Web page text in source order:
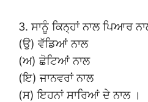
3. ਸਾਨੂੰ ਕਿਨ੍ਹਾਂ ਨਾਲ ਪਿਆਰ
(ਉ) ਵੱਡਿਆਂ ਨਾਲ
(ਅ) ਛੋਟਿਆਂ ਨਾਲ
(ਇ) ਜਾਨਵਰਾਂ ਨਾਲ
(ਸ) ਇਹਨਾਂ ਸਾਰਿਆਂ ਦੇ ਨਾਲ ।